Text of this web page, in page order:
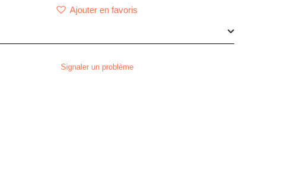
Ajouter en favoris
Signaler un problème